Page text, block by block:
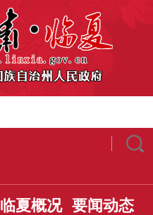
临夏概况 要闻动态